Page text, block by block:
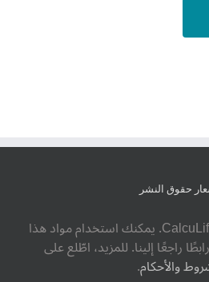
حقوق النشر
© ‎CalcuLife.com‎ 2019 – 2025. يمكنك استخدام مواد هذا
راجعًا إلينا. للمزيد، اطّلع على
والأحكام.